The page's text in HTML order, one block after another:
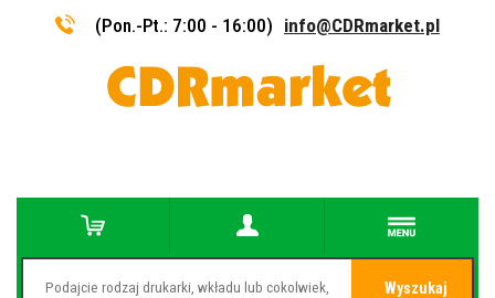
(Pon.-Pt.: 7:00 - 16:00) info@CDRmarket.pl
Wyszukaj